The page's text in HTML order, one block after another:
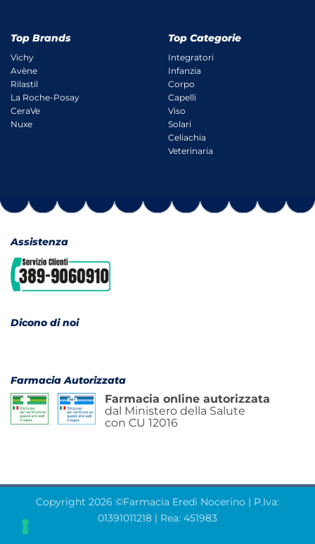
Top Brands
Vichy
Avène
Rilastil
La Roche-Posay
CeraVe
Nuxe
Top Categorie
Integratori
Infanzia
Corpo
Capelli
Viso
Solari
Celiachia
Veterinaria
Assistenza
Dicono di noi
Farmacia Autorizzata
Farmacia online autorizzata
dal Ministero della Salute
con CU 12016
Copyright 2026 ©Farmacia Eredi Nocerino | P.Iva:
01391011218 | Rea: 451983